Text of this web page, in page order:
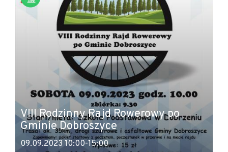
VIII Rodzinny Rajd Rowerowy po
Gminie Dobroszyce
09.09.2023 10:00-15:00